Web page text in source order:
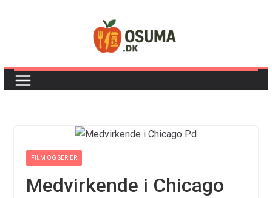
FILM OG SERIER
Medvirkende i Chicago